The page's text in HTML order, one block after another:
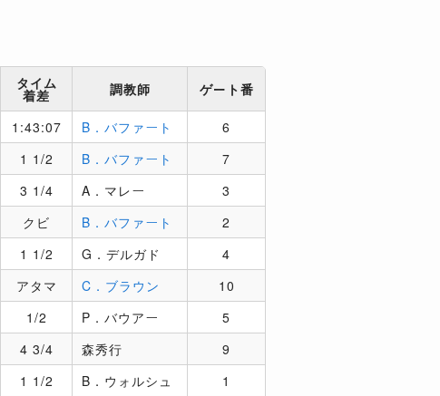
タイム
着差 調教師 ゲート番
1:43:07 B．バファート
6
1 1/2 B．バファート
7
3 1/4 A．マレー
3
クビ B．バファート
2
1 1/2 G．デルガド
4
アタマ C．ブラウン
10
1/2 P．バウアー
5
4 3/4 森秀行
9
1 1/2 B．ウォルシュ
1